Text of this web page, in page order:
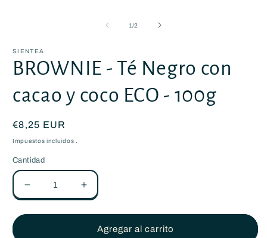
una
ventana
modal
1/de
2
SIENTEA
BROWNIE - Té Negro con
cacao y coco ECO - 100g
Precio
habitual
€8,25 EUR
Impuestos incluidos .
Cantidad
Reducir
cantidad
para
Aumentar
cantidad
para
BROWNIE
Agregar al carrito